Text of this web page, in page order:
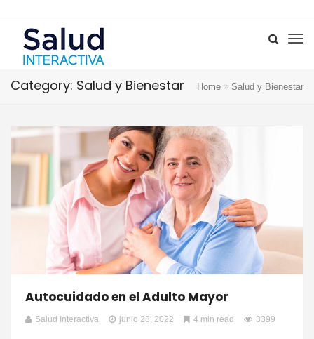
Category: Salud y Bienestar Home Salud y Bienestar
Autocuidado en el Adulto Mayor
Salud Interactiva junio 28, 2022 4 min read 3399